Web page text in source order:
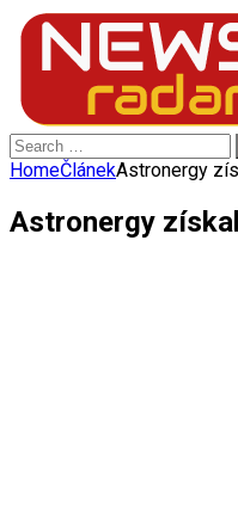
Search
for:
HomeČlánekAstronergy
Astronergy